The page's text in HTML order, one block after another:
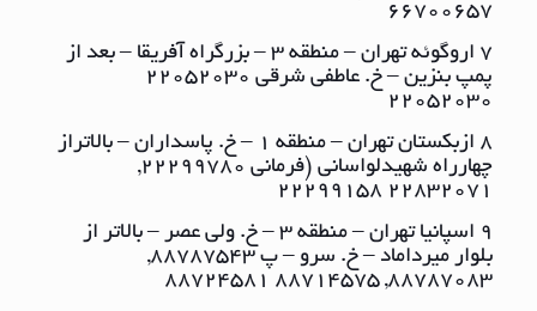
٦٦٧٠٠٦٥٧
7 اروگوئه تهران – منطقه ٣ – بزرگراه آفریقا – بعد از
پمپ بنزین – خ. عاطفی شرقی ٢٢٠٥٢٠٣٠
٢٢٠٥٢٠٣٠
8 ازبکستان تهران – منطقه ١ – خ. پاسداران – بالاتراز
چهارراه شهیدلواسانی (فرمانی ٢٢٢٩٩٧٨٠,
٢٢٨٣٢٠٧١ ٢٢٢٩٩١٥٨
9 اسپانیا تهران – منطقه ٣ – خ. ولی عصر – بالاتر از
بلوار میرداماد – خ. سرو – پ ٨٨٧٨٧٥٤٣,
٨٨٧٨٧٠٨٣, ٨٨٧١٤٥٧٥ ٨٨٧٢٤٥٨١